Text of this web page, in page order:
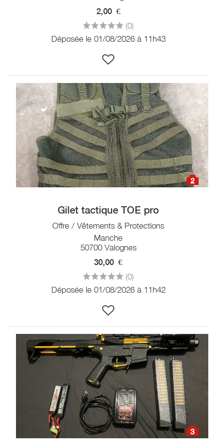
2,00 €
(0)
Déposée le 01/08/2026 à 11h43
2
Gilet tactique TOE pro
Offre / Vêtements & Protections
Manche
50700 Valognes
30,00 €
(0)
Déposée le 01/08/2026 à 11h42
3